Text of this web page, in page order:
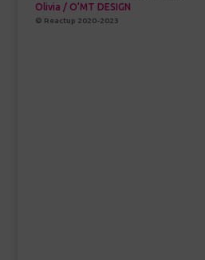
Olivia / O’MT DESIGN
© Reactup 2020-2023